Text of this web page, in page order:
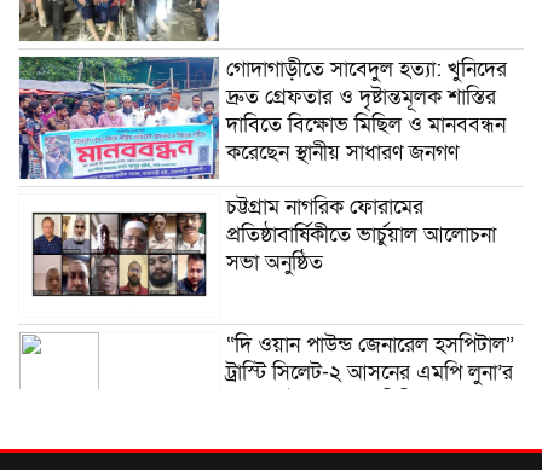
গোদাগাড়ীতে সাবেদুল হত্যা: খুনিদের
দ্রুত গ্রেফতার ও দৃষ্টান্তমূলক শাস্তির
দাবিতে বিক্ষোভ মিছিল ও মানববন্ধন
করেছেন স্থানীয় সাধারণ জনগণ
চট্টগ্রাম নাগরিক ফোরামের
প্রতিষ্ঠাবার্ষিকীতে ভার্চুয়াল আলোচনা
সভা অনুষ্ঠিত
“দি ওয়ান পাউন্ড জেনারেল হসপিটাল”
ট্রাস্টি সিলেট-২ আসনের এমপি লুনা’র